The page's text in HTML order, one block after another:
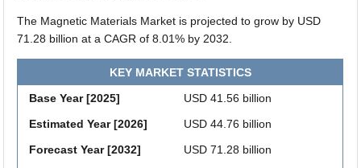
The Magnetic Materials Market is projected to grow by USD
71.28 billion at a CAGR of 8.01% by 2032.
KEY MARKET STATISTICS
Base Year [2025]
USD 41.56 billion
Estimated Year [2026]
USD 44.76 billion
Forecast Year [2032]
USD 71.28 billion